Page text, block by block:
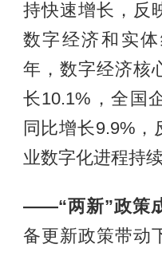
持快速增长，反
数字经济和实
年，数字经济核
长10.1%，全国
同比增长9.9%
业数字化进程持续
——“两新”政策
备更新政策带动